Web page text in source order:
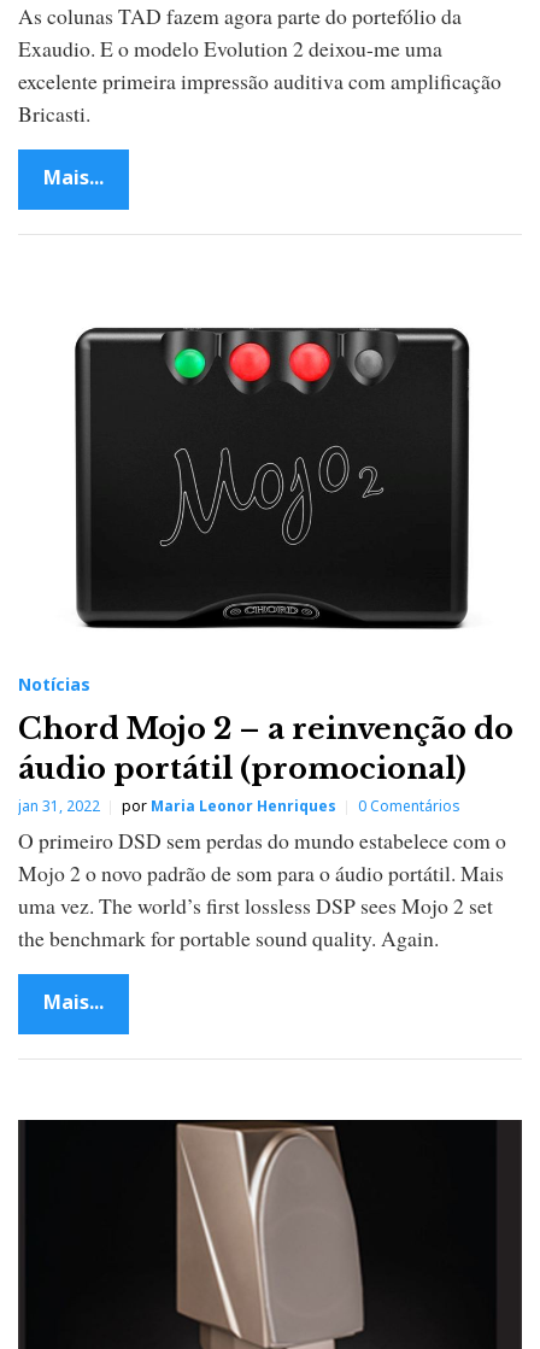
As colunas TAD fazem agora parte do portefólio da
Exaudio. E o modelo Evolution 2 deixou-me uma
excelente primeira impressão auditiva com amplificação
Bricasti.
Mais...
Notícias
Chord Mojo 2 – a reinvenção do
áudio portátil (promocional)
jan 31, 2022 por Maria Leonor Henriques 0 Comentários
O primeiro DSD sem perdas do mundo estabelece com o
Mojo 2 o novo padrão de som para o áudio portátil. Mais
uma vez. The world’s first lossless DSP sees Mojo 2 set
the benchmark for portable sound quality. Again.
Mais...